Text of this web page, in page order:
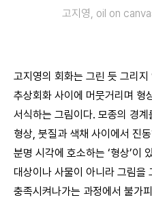
고지영, oil on
고지영의 회화는 그린 듯 그리
추상회화 사이에 머뭇거리며 형
서식하는 그림이다. 모종의 경
형상, 붓질과 색채 사이에서 진
분명 시각에 호소하는 ‘형상’이
대상이나 사물이 아니라 그림을
충족시켜나가는 과정에서 불가